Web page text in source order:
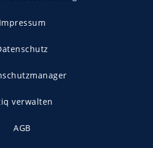
Impressum
verwalten
AGB